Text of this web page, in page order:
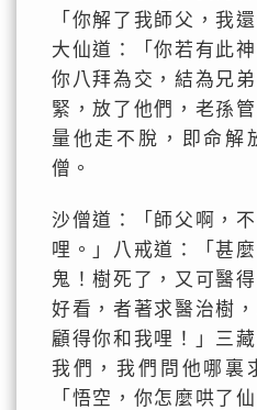
「你解了我師父，我
大仙道：「你若有此
你八拜為交，結為兄
緊，放了他們，老孫
量他走不脫，即命解
僧。
沙僧道：「師父啊，
哩。」八戒道：「甚
鬼！樹死了，又可醫
好看，者著求醫治樹
顧得你和我哩！」三
我們，我們問他哪裏
「悟空，你怎麼哄了